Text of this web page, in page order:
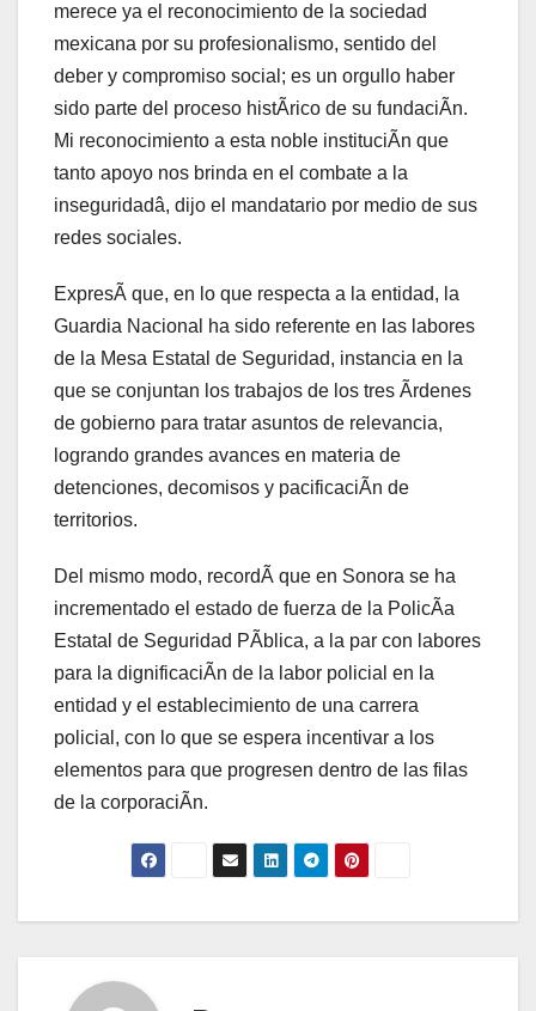
merece ya el reconocimiento de la sociedad
mexicana por su profesionalismo, sentido del
deber y compromiso social; es un orgullo haber
sido parte del proceso histÃrico de su fundaciÃn.
Mi reconocimiento a esta noble instituciÃn que
tanto apoyo nos brinda en el combate a la
inseguridadâ, dijo el mandatario por medio de sus
redes sociales.
ExpresÃ que, en lo que respecta a la entidad, la
Guardia Nacional ha sido referente en las labores
de la Mesa Estatal de Seguridad, instancia en la
que se conjuntan los trabajos de los tres Ãrdenes
de gobierno para tratar asuntos de relevancia,
logrando grandes avances en materia de
detenciones, decomisos y pacificaciÃn de
territorios.
Del mismo modo, recordÃ que en Sonora se ha
incrementado el estado de fuerza de la PolicÃa
Estatal de Seguridad PÃblica, a la par con labores
para la dignificaciÃn de la labor policial en la
entidad y el establecimiento de una carrera
policial, con lo que se espera incentivar a los
elementos para que progresen dentro de las filas
de la corporaciÃn.